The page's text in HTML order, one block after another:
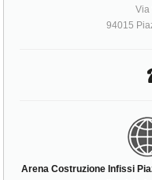
Via
94015
Arena Costruzione Infissi